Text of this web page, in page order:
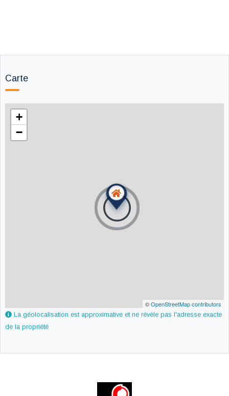
Carte
+
−
©OpenStreetMap contributors
La géolocalisation est approximative et ne révèle pas l'adresse exacte
de la propriété